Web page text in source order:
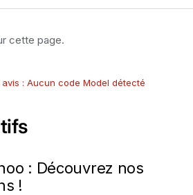
cette page.
avis : Aucun code Model détecté
: Découvrez nos
!